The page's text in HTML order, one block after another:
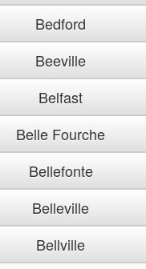
Bedford
Beeville
Belfast
Belle Fourche
Bellefonte
Belleville
Bellville